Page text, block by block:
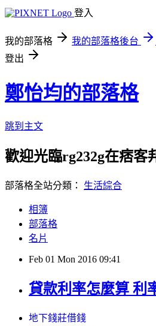
登入
我的部落格 我的部落格後台
登出
鄭怡均的部落格
跳到主文
歡迎光臨rg232g在痞客
部落格全站分類： 生活綜合
相簿
部落格
名片
Feb 01 Mon 2016 09:41
貸款利率怎麼算 利
地下錢莊借錢